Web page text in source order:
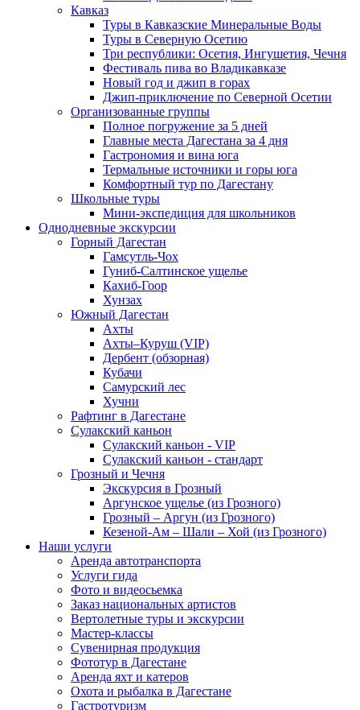
Кавказ
Туры в Кавказские Минеральные Воды
Туры в Северную Осетию
Три республики: Осетия, Ингушетия, Чечня
Фестиваль пива во Владикавказе
Новый год и джип в горах
Джип-приключение по Северной Осетии
Организованные группы
Полное погружение за 5 дней
Главные места Дагестана за 4 дня
Гастрономия и вина юга
Термальные источники и горы юга
Комфортный тур по Дагестану
Школьные туры
Мини-экспедиция для школьников
Однодневные экскурсии
Горный Дагестан
Гамсутль-Чох
Гуниб-Салтинское ущелье
Кахиб-Гоор
Хунзах
Южный Дагестан
Ахты
Ахты–Куруш (VIP)
Дербент (обзорная)
Кубачи
Самурский лес
Хучни
Рафтинг в Дагестане
Сулакский каньон
Сулакский каньон - VIP
Сулакский каньон - стандарт
Грозный и Чечня
Экскурсия в Грозный
Аргунское ущелье (из Грозного)
Грозный – Аргун (из Грозного)
Кезеной-Ам – Шали – Хой (из Грозного)
Наши услуги
Аренда автотранспорта
Услуги гида
Фото и видеосьемка
Заказ национальных артистов
Вертолетные туры и экскурсии
Мастер-классы
Сувенирная продукция
Фототур в Дагестане
Аренда яхт и катеров
Охота и рыбалка в Дагестане
Гастротуризм